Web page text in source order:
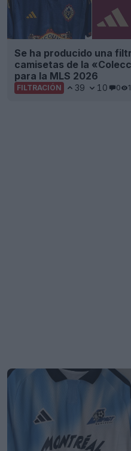
Se ha producido una
camisetas de la
para la MLS 2026
FILTRACIÓN 39 10 0